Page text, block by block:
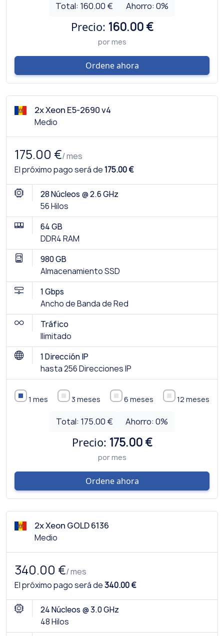
Total: 160.00 € Ahorro: 0%
Precio: 160.00 €
por mes
Ordene ahora
2x Xeon E5-2690 v4
Medio
175.00 €/ mes
El próximo pago será de175.00 €
28 Núcleos @ 2.6 GHz
56 Hilos
64 GB
DDR4 RAM
980 GB
Almacenamiento SSD
1 Gbps
Ancho de Banda de Red
Tráfico
Ilimitado
1 Dirección IP
hasta 256 Direcciones IP
1 mes 3 meses 6 meses 12 meses
Total: 175.00 € Ahorro:0%
Precio: 175.00 €
por mes
Ordene ahora
2x Xeon GOLD 6136
Medio
340.00 €/ mes
El próximo pago será de340.00 €
24 Núcleos @ 3.0 GHz
48 Hilos